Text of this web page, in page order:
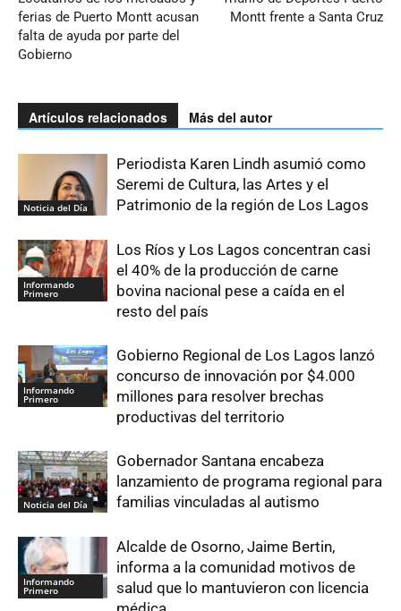
ferias de Puerto Montt acusan
falta de ayuda por parte del
Gobierno
Montt frente a Santa Cruz
Artículos relacionados Más del autor
Noticia del Día
Periodista Karen Lindh asumió como
Seremi de Cultura, las Artes y el
Patrimonio de la región de Los Lagos
Informando
Primero
Los Ríos y Los Lagos concentran casi
el 40% de la producción de carne
bovina nacional pese a caída en el
resto del país
Informando
Primero
Gobierno Regional de Los Lagos lanzó
concurso de innovación por $4.000
millones para resolver brechas
productivas del territorio
Noticia del Día
Gobernador Santana encabeza
lanzamiento de programa regional para
familias vinculadas al autismo
Informando
Primero
Alcalde de Osorno, Jaime Bertin,
informa a la comunidad motivos de
salud que lo mantuvieron con licencia